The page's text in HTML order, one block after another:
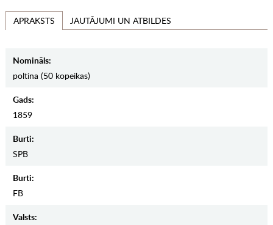
APRAKSTS JAUTĀJUMI UN ATBILDES
Nomināls:
poltina (50 kopeikas)
Gads:
1859
Burti:
SPB
Burti:
FB
Valsts: